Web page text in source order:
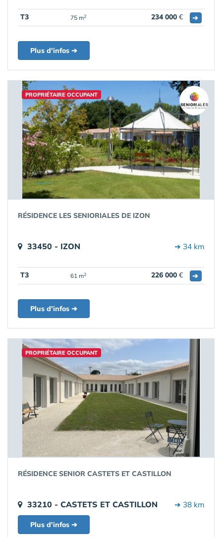
T3 75 m2 234 000 € ➔
Plus d'infos ➔
PROPRIÉTAIRE OCCUPANT
RÉSIDENCE LES SENIORIALES DE IZON
33450 - IZON ➔ 34 km
T3 61 m2 226 000 € ➔
Plus d'infos ➔
PROPRIÉTAIRE OCCUPANT
RÉSIDENCE SENIOR CASTETS ET CASTILLON
33210 - CASTETS ET CASTILLON ➔ 38 km
Plus d'infos ➔